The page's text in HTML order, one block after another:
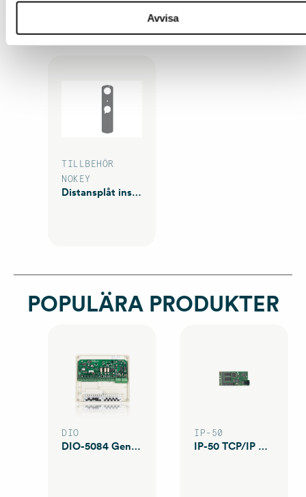
Avvisa
TILLBEHÖR
NOKEY
Distansplåt insida
POPULÄRA PRODUKTER
DIO
DIO-5084 Gen2 LK 2
IP-50
IP-50 TCP/IP Gen2